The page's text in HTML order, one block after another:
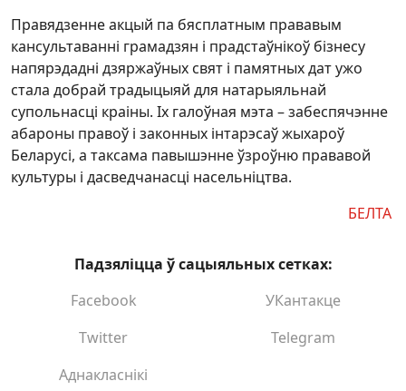
Правядзенне акцый па бясплатным прававым
кансультаванні грамадзян і прадстаўнікоў бізнесу
напярэдадні дзяржаўных свят і памятных дат ужо
стала добрай традыцыяй для натарыяльнай
супольнасці краіны. Іх галоўная мэта – забеспячэнне
абароны правоў і законных інтарэсаў жыхароў
Беларусі, а таксама павышэнне ўзроўню прававой
культуры і дасведчанасці насельніцтва.
БЕЛТА
Падзяліцца ў сацыяльных сетках:
Facebook
УКантакце
Twitter
Telegram
Аднакласнікі